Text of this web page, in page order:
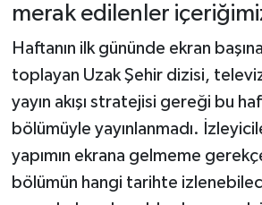
merak edilenler
Haftanın ilk gününde ekran
toplayan Uzak Şehir dizisi,
yayın akışı stratejisi gereği bu
bölümüyle yayınlanmadı.
yapımın ekrana gelmeme
bölümün hangi tarihte
İletişim